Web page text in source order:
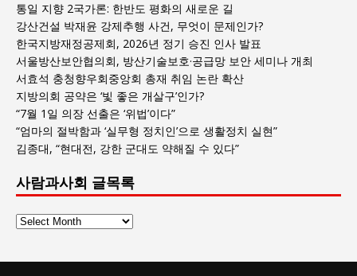
통일 지향 2국가론: 한반도 평화의 새로운 길
강산건설 박재윤 강제추행 사건, 무엇이 문제인가?
한국지방재정공제회, 2026년 정기 승진 인사 발표
서울방산보안협의회, 방산기술보호·공급망 보안 세미나 개최
서효석 충청향우회중앙회 총재 취임 논란 확산
지방의회 공약은 ‘빛 좋은 개살구’인가?
“7월 1일 의장 선출은 ‘위법’이다”
“엄마의 절박함과 ‘실무형 정치인’으로 생활정치 실현”
김종대, “현대전, 강한 군대도 약해질 수 있다”
사람과사회 글목록
사